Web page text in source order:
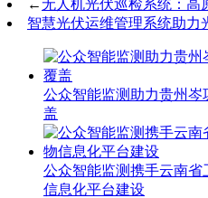
←无人机光伏巡检系统：高
智慧光伏运维管理系统助力
公众智能监测助力贵州
盖
公众智能监测携手云南
信息化平台建设